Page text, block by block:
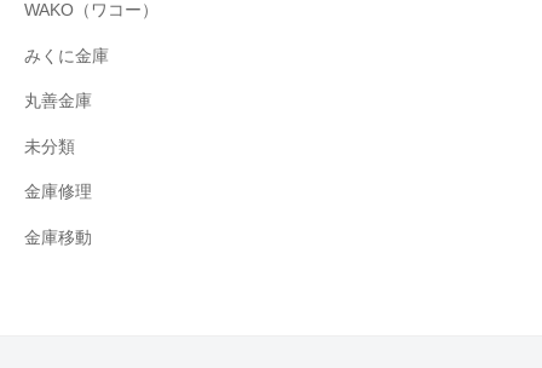
WAKO（ワコー）
みくに金庫
丸善金庫
未分類
金庫修理
金庫移動